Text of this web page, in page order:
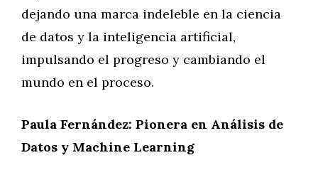
dejando una marca indeleble en la ciencia
de datos y la inteligencia artificial,
impulsando el progreso y cambiando el
mundo en el proceso.
Paula Fernández: Pionera en Análisis de
Datos y Machine Learning